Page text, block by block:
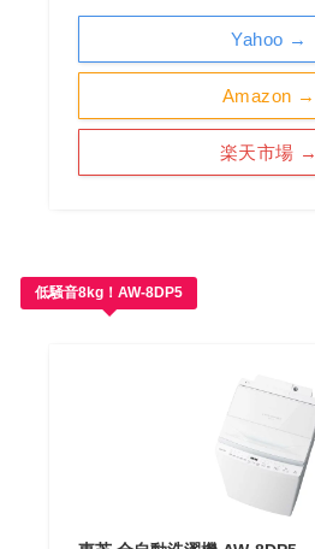
Amazon →
楽天市場 →
Yahoo →
低騒音8kg！AW-8DP5